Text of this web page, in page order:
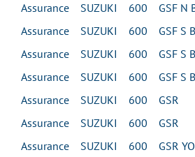
Assurance SUZUKI 600 GSF N
Assurance SUZUKI 600 GSF S
Assurance SUZUKI 600 GSF S
Assurance SUZUKI 600 GSF S
Assurance SUZUKI 600 GSR
Assurance SUZUKI 600 GSR
Assurance SUZUKI 600 GSR